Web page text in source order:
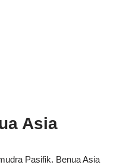
Asia
Pasifik. Benua Asia